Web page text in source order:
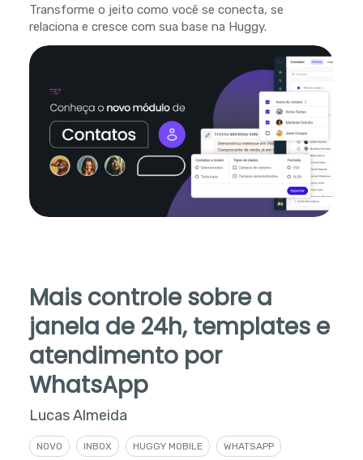
Transforme o jeito como você se conecta, se
relaciona e cresce com sua base na Huggy.
Mais controle sobre a
janela de 24h, templates e
atendimento por
WhatsApp
Lucas Almeida
NOVO INBOX HUGGY MOBILE WHATSAPP